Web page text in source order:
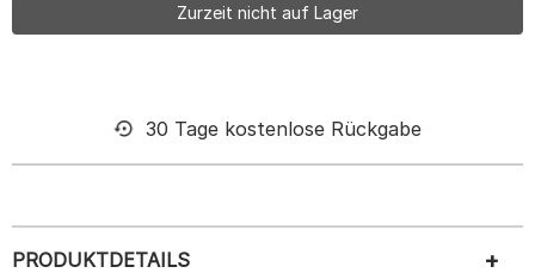
Zurzeit nicht auf Lager
30 Tage kostenlose Rückgabe
PRODUKTDETAILS